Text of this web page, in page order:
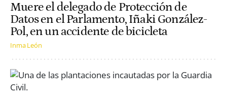
Muere el delegado de Protección de
Datos en el Parlamento, Iñaki González-
Pol, en un accidente de bicicleta
Inma León